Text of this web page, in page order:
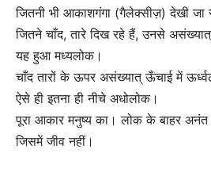
जितनी भी आकाशगंगा (गैलेक्सीज़) देखी जा
जितने चाँद, तारे दिख रहे हैं, उनसे
यह हुआ मध्यलोक।
चाँद तारों के ऊपर असंख्यात् ऊँचाई में
ऐसे ही इतना ही नीचे अधोलोक।
पूरा आकार मनुष्य का। लोक के बाहर
जिसमें जीव नहीं।